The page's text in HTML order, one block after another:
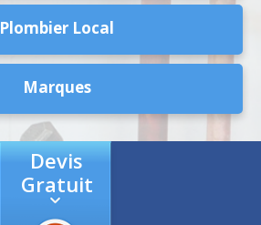
Plombier Local
Marques
Devis
Gratuit